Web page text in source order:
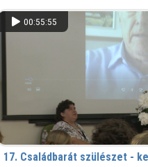
00:55:55
17. Családbarát szülészet -